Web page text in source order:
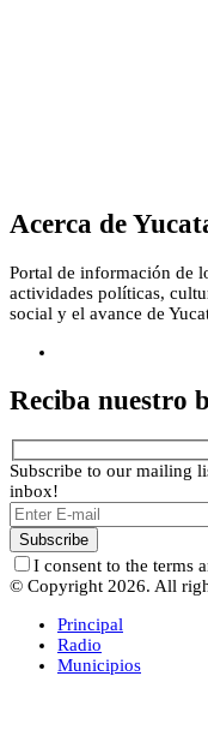
Acerca de
Portal de información de
actividades políticas,
social y el avance de
Reciba nuestro
Subscribe to our mailing
inbox!
I consent to the terms
© Copyright 2026. All
Principal
Radio
Municipios